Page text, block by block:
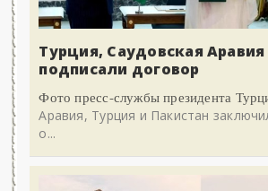
Турция, Саудовская
подписали договор
Фото пресс-службы президента
Аравия, Турция и Пакистан
о...